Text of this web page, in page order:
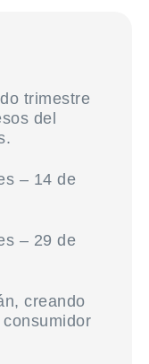
trimestre
del
– 14 de
– 29 de
creando